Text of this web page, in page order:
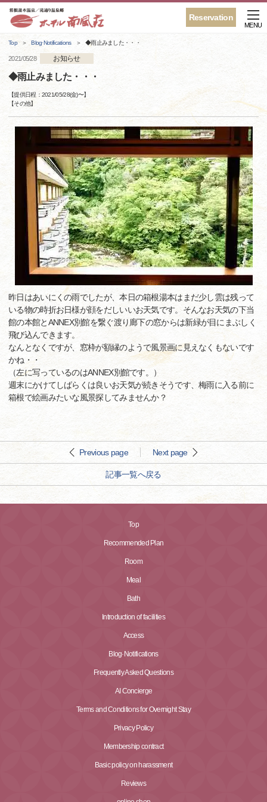
Reservation
MENU
Top Blog·Notifications ◆雨止みました・・・
2021/05/28 お知らせ
◆雨止みました・・・
【提供日程：2021/05/28(金)〜】
【その他】
昨日はあいにくの雨でしたが、本日の箱根湯本はまだ少し雲は残って
いる物の時折お日様が顔をだしいいお天気です。そんなお天気の下当
館の本館とANNEX別館を繋ぐ渡り廊下の窓からは新緑が目にまぶしく
飛び込んできます。
なんとなくですが、窓枠が額縁のようで風景画に見えなくもないです
かね・・
（左に写っているのはANNEX別館です。）
週末にかけてしばらくは良いお天気が続きそうです、梅雨に入る前に
箱根で絵画みたいな風景探してみませんか？
Previous page Next page
記事一覧へ戻る
Top
Recommended Plan
Room
Meal
Bath
Introduction of facilities
Access
Blog·Notifications
Frequently Asked Questions
AI Concierge
Terms and Conditions for Overnight Stay
Privacy Policy
Membership contract
Basic policy on harassment
Reviews